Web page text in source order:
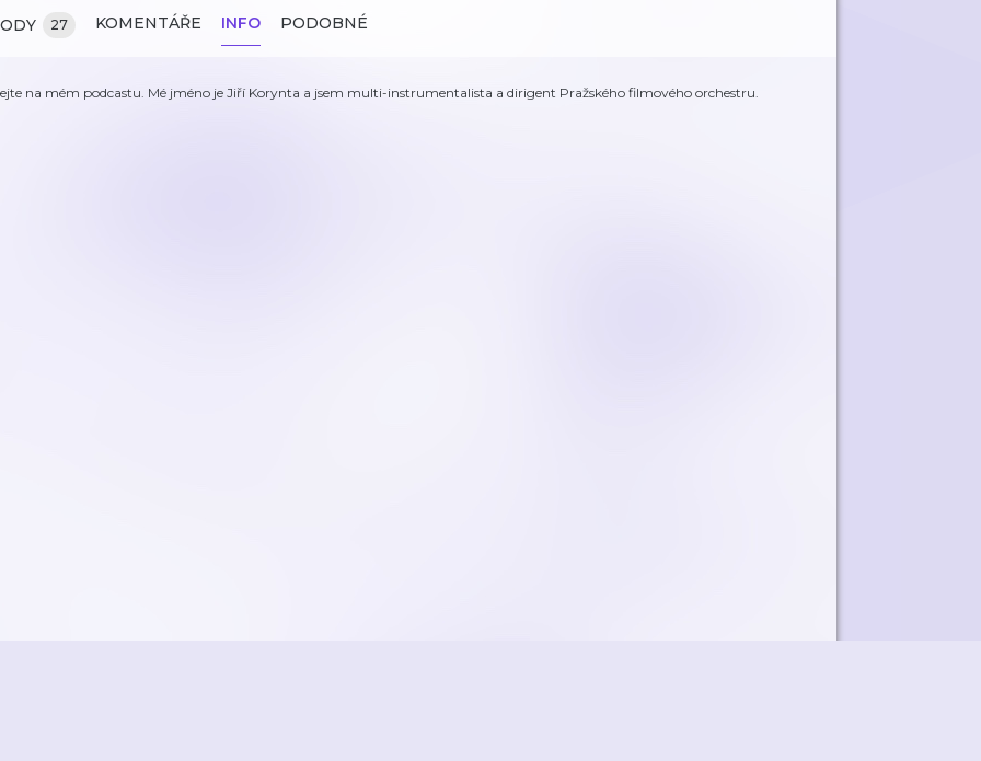
27 KOMENTÁŘE INFO PODOBNÉ
na mém podcastu. Mé jméno je Jiří Korynta a jsem multi-instrumentalista a dirigent Pražského filmového orchestru.